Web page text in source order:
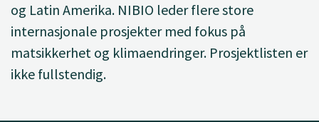
og Latin Amerika. NIBIO leder flere store
internasjonale prosjekter med fokus på
matsikkerhet og klimaendringer. Prosjektlisten er
ikke fullstendig.